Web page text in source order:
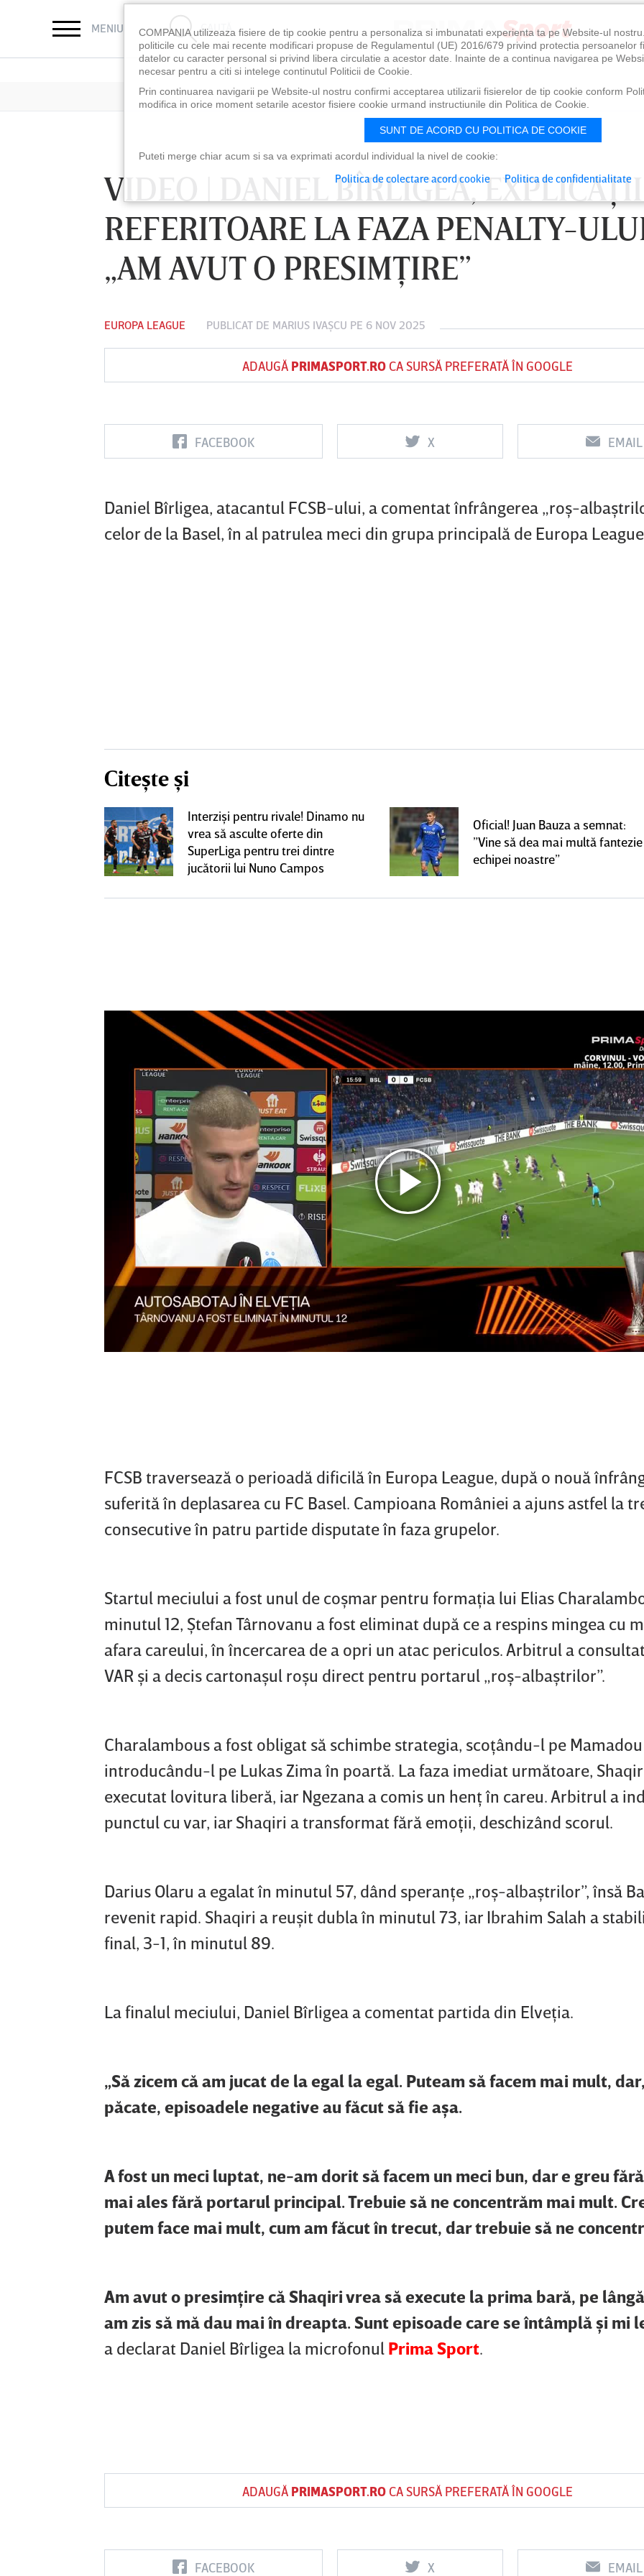
MENIU CAUTĂ
VIDEO | DANIEL BÎRLIGEA, EXPLICAŢII
REFERITOARE LA FAZA PENALTY-
„AM AVUT O PRESIMŢIRE”
EUROPA LEAGUE PUBLICAT DE MARIUS IVAŞCU PE 6 NOV 2025
ADAUGĂ PRIMASPORT.ROCA SURSĂ PREFERATĂ ÎN GOOGLE
FACEBOOK X EMAIL
Daniel Bîrligea, atacantul FCSB-ului, a comentat înfrângerea „roş-
celor de la Basel, în al patrulea meci din grupa principală de Europa
Citește și
Interzişi pentru rivale! Dinamo nu
vrea să asculte oferte din
SuperLiga pentru trei dintre
jucătorii lui Nuno Campos
Oficial! Juan Bauza a semnat:
”Vine să dea mai multă fantezie
echipei noastre”
FCSB traversează o perioadă dificilă în Europa League, după o nouă
suferită în deplasarea cu FC Basel. Campioana României a ajuns astfel la
consecutive în patru partide disputate în faza grupelor.
Startul meciului a fost unul de coşmar pentru formaţia lui Elias
minutul 12, Ştefan Târnovanu a fost eliminat după ce a respins mingea cu
afara careului, în încercarea de a opri un atac periculos. Arbitrul a
VAR şi a decis cartonaşul roşu direct pentru portarul „roş-albaştrilor”.
Charalambous a fost obligat să schimbe strategia, scoţându-l pe
introducându-l pe Lukas Zima în poartă. La faza imediat următoare,
executat lovitura liberă, iar Ngezana a comis un henţ în careu. Arbitrul a
punctul cu var, iar Shaqiri a transformat fără emoţii, deschizând scorul.
Darius Olaru a egalat în minutul 57, dând speranţe „roş-albaştrilor”, însă
revenit rapid. Shaqiri a reuşit dubla în minutul 73, iar Ibrahim Salah a
final, 3-1, în minutul 89.
La finalul meciului, Daniel Bîrligea a comentat partida din Elveţia.
„Să zicem că am jucat de la egal la egal. Puteam să facem mai mult,
păcate, episoadele negative au făcut să fie aşa.
A fost un meci luptat, ne-am dorit să facem un meci bun, dar e greu
mai ales fără portarul principal. Trebuie să ne concentrăm mai mult.
putem face mai mult, cum am făcut în trecut, dar trebuie să ne
Am avut o presimţire că Shaqiri vrea să execute la prima bară, pe
am zis să mă dau mai în dreapta. Sunt episoade care se întâmplă şi mi
a declarat Daniel Bîrligea la microfonul Prima Sport.
ADAUGĂ PRIMASPORT.ROCA SURSĂ PREFERATĂ ÎN GOOGLE
FACEBOOK X EMAIL
FC Botoşani
Vs
Corvinul
Hunedoara
Sepsi OSK Sf
Vs
FCSB UTA Arad
Vs
Rapid
COMPANIA utilizeaza fisiere de tip cookie pentru a personaliza si imbunatati experienta ta pe Website-ul
politicile cu cele mai recente modificari propuse de Regulamentul (UE) 2016/679 privind protectia persoanelor
datelor cu caracter personal si privind libera circulatie a acestor date. Inainte de a continua navigarea pe
necesar pentru a citi si intelege continutul Politicii de Cookie.
Prin continuarea navigarii pe Website-ul nostru confirmi acceptarea utilizarii fisierelor de tip cookie conform
modifica in orice moment setarile acestor fisiere cookie urmand instructiunile din Politica de Cookie.
SUNT DE ACORD CU POLITICA DE COOKIE
Puteti merge chiar acum si sa va exprimati acordul individual la nivel de cookie:
Politica de colectare acord cookie Politica de confidentialitate